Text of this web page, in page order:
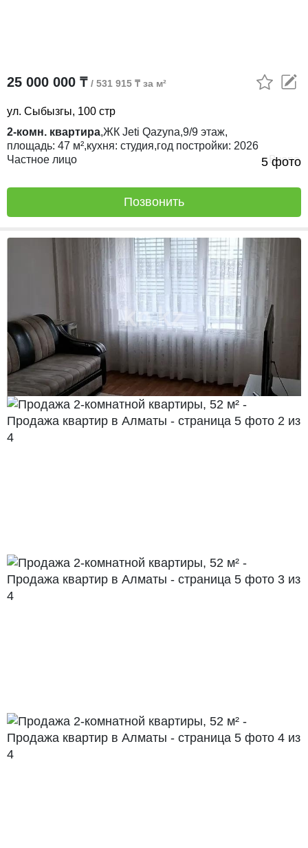
5 фото
25 000 000 ₸ / 531 915 ₸ за м²
ул. Сыбызгы, 100 стр
2-комн. квартира,ЖК Jeti Qazyna,9/9 этаж,
площадь: 47 м²,кухня: студия,год постройки: 2026
Частное лицо
Вчера
Позвонить